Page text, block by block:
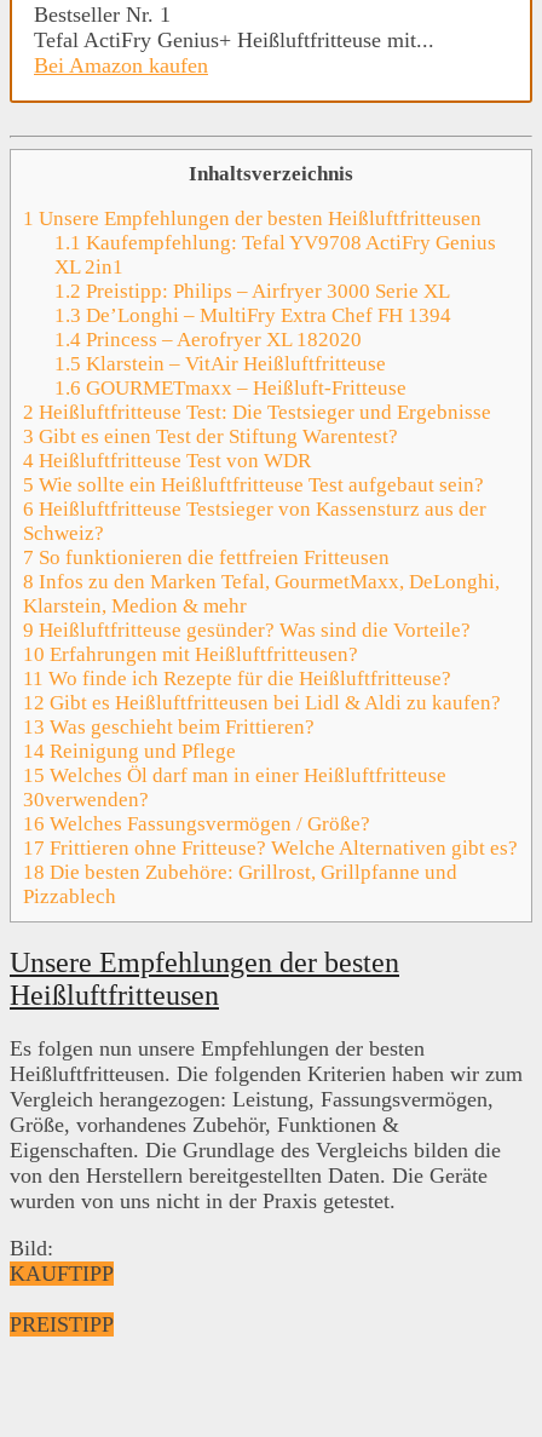
Bestseller Nr. 1
Tefal ActiFry Genius+ Heißluftfritteuse mit...
Bei Amazon kaufen
Inhaltsverzeichnis
1 Unsere Empfehlungen der besten Heißluftfritteusen
1.1 Kaufempfehlung: Tefal YV9708 ActiFry Genius
XL 2in1
1.2 Preistipp: Philips – Airfryer 3000 Serie XL
1.3 De’Longhi – MultiFry Extra Chef FH 1394
1.4Princess – Aerofryer XL 182020
1.5 Klarstein – VitAir Heißluftfritteuse
1.6 GOURMETmaxx – Heißluft-Fritteuse
2 Heißluftfritteuse Test: Die Testsieger und Ergebnisse
3 Gibt es einen Test der Stiftung Warentest?
4 Heißluftfritteuse Test von WDR
5 Wie sollte ein Heißluftfritteuse Test aufgebaut sein?
6 Heißluftfritteuse Testsieger von Kassensturz aus der
Schweiz?
7 So funktionieren die fettfreien Fritteusen
8 Infos zu den Marken Tefal, GourmetMaxx, DeLonghi,
Klarstein, Medion & mehr
9 Heißluftfritteuse gesünder? Was sind die Vorteile?
10 Erfahrungen mit Heißluftfritteusen?
11 Wo finde ich Rezepte für die Heißluftfritteuse?
12 Gibt es Heißluftfritteusen bei Lidl & Aldi zu kaufen?
13 Was geschieht beim Frittieren?
14 Reinigung und Pflege
15 Welches Öl darf man in einer Heißluftfritteuse
30verwenden?
16 Welches Fassungsvermögen / Größe?
17 Frittieren ohne Fritteuse? Welche Alternativen gibt es?
18 Die besten Zubehöre: Grillrost, Grillpfanne und
Pizzablech
Unsere Empfehlungen der besten
Heißluftfritteusen
Es folgen nun unsere Empfehlungen der besten
Heißluftfritteusen. Die folgenden Kriterien haben wir zum
Vergleich herangezogen: Leistung, Fassungsvermögen,
Größe, vorhandenes Zubehör, Funktionen &
Eigenschaften. Die Grundlage des Vergleichs bilden die
von den Herstellern bereitgestellten Daten. Die Geräte
wurden von uns nicht in der Praxis getestet.
Bild:
KAUFTIPP
PREISTIPP